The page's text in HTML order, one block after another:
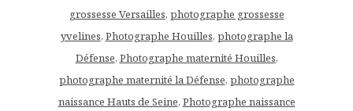
grossesse Versailles, photographe grossesse
yvelines, Photographe Houilles, photographe la
Défense, Photographe maternité Houilles,
photographe maternité la Défense, photographe
naissance Hauts de Seine, Photographe naissance